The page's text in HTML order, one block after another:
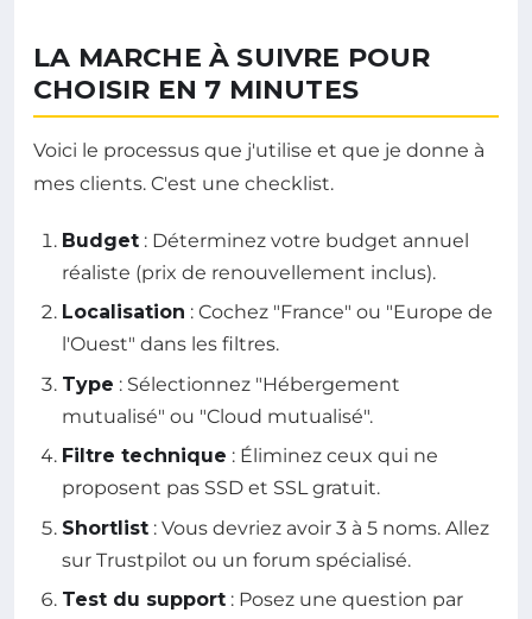
LA MARCHE À SUIVRE POUR
CHOISIR EN 7 MINUTES
Voici le processus que j'utilise et que je donne à
mes clients. C'est une checklist.
Budget : Déterminez votre budget annuel
réaliste (prix de renouvellement inclus).
Localisation : Cochez "France" ou "Europe de
l'Ouest" dans les filtres.
Type : Sélectionnez "Hébergement
mutualisé" ou "Cloud mutualisé".
Filtre technique : Éliminez ceux qui ne
proposent pas SSD et SSL gratuit.
Shortlist : Vous devriez avoir 3 à 5 noms. Allez
sur Trustpilot ou un forum spécialisé.
Test du support : Posez une question par